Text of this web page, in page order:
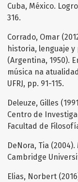
Cuba, México.
316.
Corrado, Omar
historia, lenguaje
(Argentina, 1950).
música na
UFRJ, pp. 91-115.
Deleuze, Gilles
Centro de
Facultad de
DeNora, Tia
Cambridge
Elias, Norbert